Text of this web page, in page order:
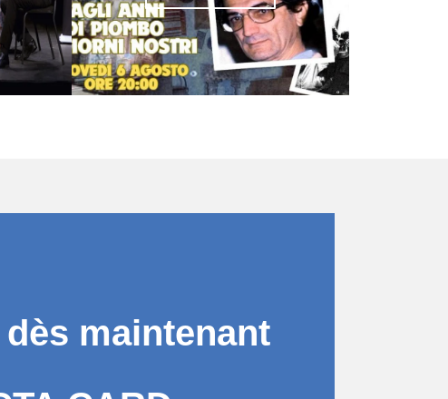
maintenant